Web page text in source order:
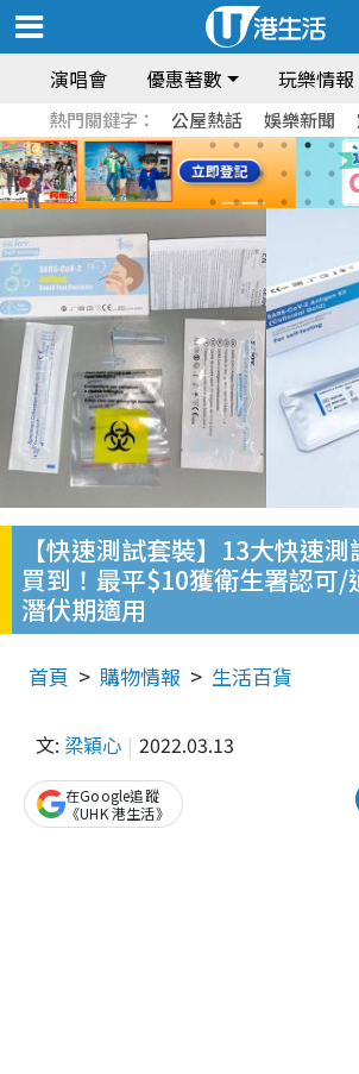
演唱會 優惠著數 玩樂情報
熱門關鍵字： 公屋熱話 娛樂新聞
【快速測試套裝】13大快速
買到！最平$10獲衛生署認可
潛伏期適用
首頁 購物情報 生活百貨
文: 梁穎心 2022.03.13
在Google追蹤
《UHK 港生活》